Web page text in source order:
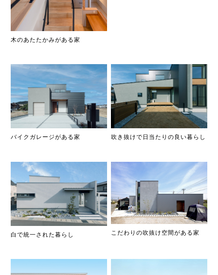
木のあたたかみがある家
バイクガレージがある家 吹き抜けで日当たりの良い暮らし
白で統一された暮らし こだわりの吹抜け空間がある家